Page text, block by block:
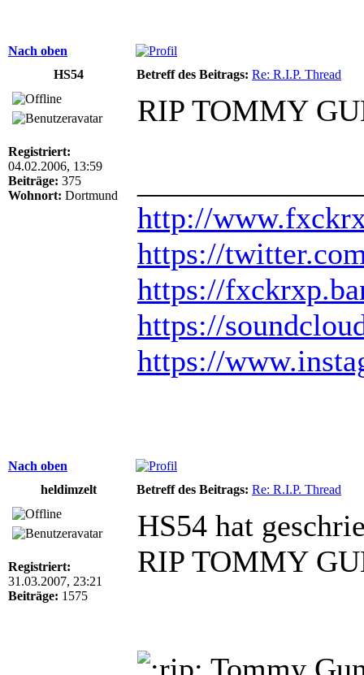
Nach oben
HS54
Betreff des Beitrags: Re: R.I.P. Thread
Registriert:
04.02.2006, 13:59
Beiträge: 375
Wohnort: Dortmund
RIP TOMMY
http://
https://
https://
https://
https://
Nach oben
heldimzelt
Betreff des Beitrags: Re: R.I.P. Thread
Registriert:
31.03.2007, 23:21
Beiträge: 1575
HS54 hat
RIP TOMMY